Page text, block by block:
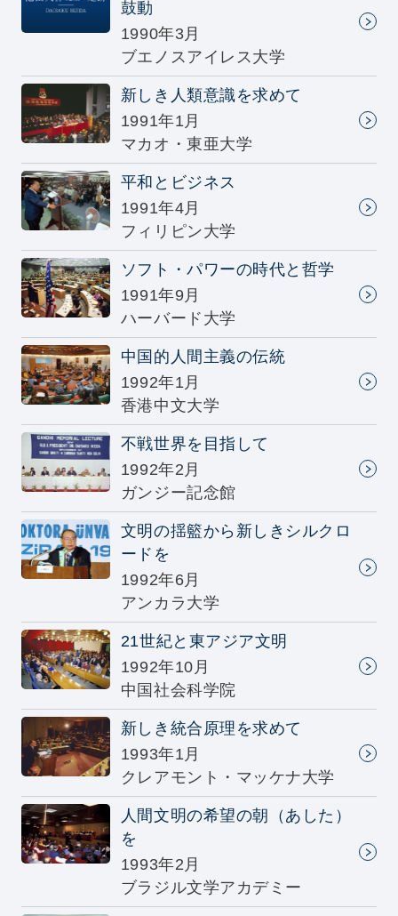
鼓動
1990年3月
ブエノスアイレス大学
新しき人類意識を求めて
1991年1月
マカオ・東亜大学
平和とビジネス
1991年4月
フィリピン大学
ソフト・パワーの時代と哲学
1991年9月
ハーバード大学
中国的人間主義の伝統
1992年1月
香港中文大学
不戦世界を目指して
1992年2月
ガンジー記念館
文明の揺籃から新しきシルクロ
ードを
1992年6月
アンカラ大学
21世紀と東アジア文明
1992年10月
中国社会科学院
新しき統合原理を求めて
1993年1月
クレアモント・マッケナ大学
人間文明の希望の朝（あした）
を
1993年2月
ブラジル文学アカデミー